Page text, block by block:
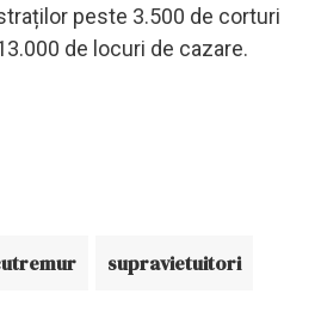
peste 3.500 de corturi
de locuri de cazare.
supravietuitori